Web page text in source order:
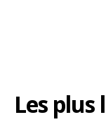
Les plus